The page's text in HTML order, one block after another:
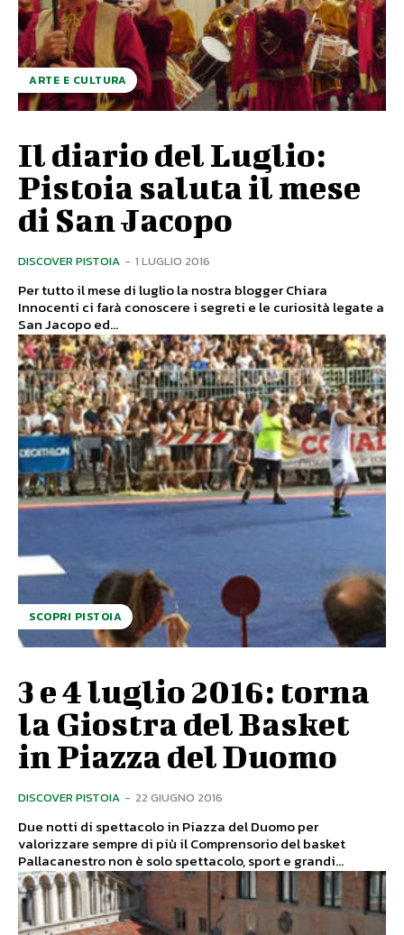
ARTE E CULTURA
Il diario del Luglio:
Pistoia saluta il mese
di San Jacopo
DISCOVER PISTOIA - 1 LUGLIO 2016
Per tutto il mese di luglio la nostra blogger Chiara
Innocenti ci farà conoscere i segreti e le curiosità legate a
San Jacopo ed...
SCOPRI PISTOIA
3 e 4 luglio 2016: torna
la Giostra del Basket
in Piazza del Duomo
DISCOVER PISTOIA - 22 GIUGNO 2016
Due notti di spettacolo in Piazza del Duomo per
valorizzare sempre di più il Comprensorio del basket
Pallacanestro non è solo spettacolo, sport e grandi...